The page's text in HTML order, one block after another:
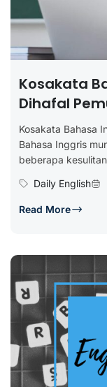
Kosakata
Dihafal
Kosakata Bahasa
Bahasa Inggris
beberapa
Daily English
Read More